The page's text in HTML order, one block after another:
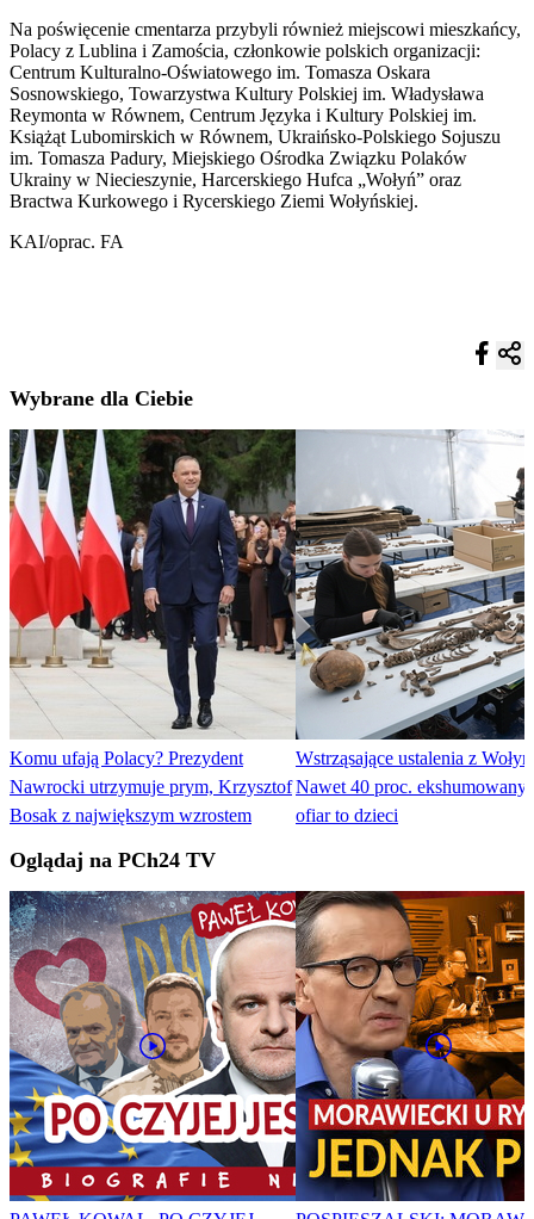
Na poświęcenie cmentarza przybyli również miejscowi mieszkańcy,
Polacy z Lublina i Zamościa, członkowie polskich organizacji:
Centrum Kulturalno-Oświatowego im. Tomasza Oskara
Sosnowskiego, Towarzystwa Kultury Polskiej im. Władysława
Reymonta w Równem, Centrum Języka i Kultury Polskiej im.
Książąt Lubomirskich w Równem, Ukraińsko-Polskiego Sojuszu
im. Tomasza Padury, Miejskiego Ośrodka Związku Polaków
Ukrainy w Niecieszynie, Harcerskiego Hufca „Wołyń” oraz
Bractwa Kurkowego i Rycerskiego Ziemi Wołyńskiej.
KAI/oprac. FA
Wybrane dla Ciebie
Komu ufają Polacy? Prezydent
Nawrocki utrzymuje prym, Krzysztof
Bosak z największym wzrostem
Wstrząsające ustalenia z
Nawet 40 proc.
ofiar to dzieci
Oglądaj na PCh24 TV